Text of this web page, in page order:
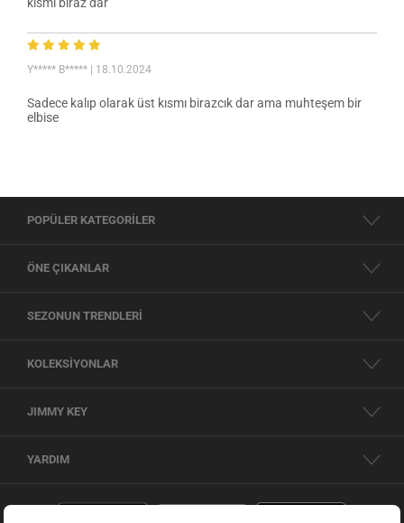
kısmı biraz dar
Y***** B***** | 18.10.2024
Sadece kalıp olarak üst kısmı birazcık dar ama muhteşem bir
elbise
POPÜLER KATEGORİLER
ÖNE ÇIKANLAR
SEZONUN TRENDLERİ
KOLEKSİYONLAR
JIMMY KEY
YARDIM